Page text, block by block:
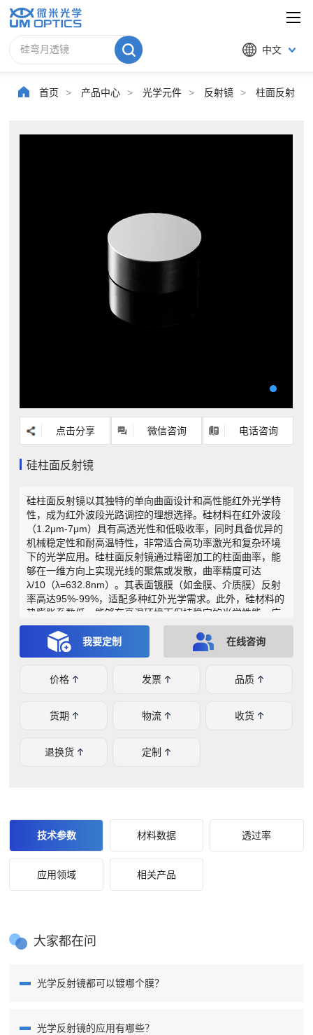
中文
首页 > 产品中心 > 光学元件 > 反射镜 > 柱面反射镜
点击分享 微信咨询 电话咨询
硅柱面反射镜
硅柱面反射镜以其独特的单向曲面设计和高性能红外光学特
性，成为红外波段光路调控的理想选择。硅材料在红外波段
（1.2μm-7μm）具有高透光性和低吸收率，同时具备优异的
机械稳定性和耐高温特性，非常适合高功率激光和复杂环境
下的光学应用。硅柱面反射镜通过精密加工的柱面曲率，能
够在一维方向上实现光线的聚焦或发散，曲率精度可达
λ/10（λ=632.8nm）。其表面镀膜（如金膜、介质膜）反射
率高达95%-99%，适配多种红外光学需求。此外，硅材料的
热膨胀系数低，能够在高温环境下保持稳定的光学性能。广
泛应用于红外激光整形、热成像仪、光谱分析及半导体检测
等领域。
我要定制 在线咨询
价格 发票 品质
货期 物流 收货
退换货 定制
技术参数 材料数据 透过率
应用领域 相关产品
大家都在问
光学反射镜都可以镀哪个膜？
光学反射镜的应用有哪些？